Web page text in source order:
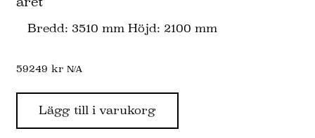
Bredd: 3510 mm Höjd: 2100 mm
59249kr N/A
Lägg till i varukorg